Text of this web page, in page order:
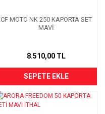
CF MOTO NK 250 KAPORTA SET
MAVİ
8.510,00 TL
SEPETE EKLE